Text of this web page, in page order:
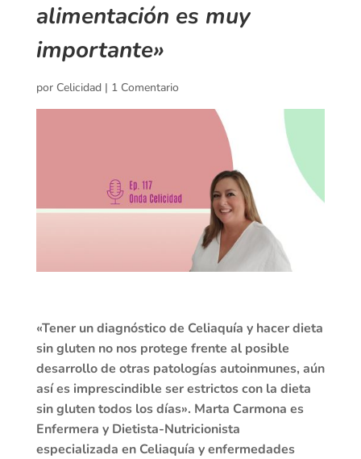
alimentación es muy
importante»
por Celicidad| 1 Comentario
«Tener un diagnóstico de Celiaquía y hacer dieta
sin gluten no nos protege frente al posible
desarrollo de otras patologías autoinmunes, aún
así es imprescindible ser estrictos con la dieta
sin gluten todos los días». Marta Carmona es
Enfermera y Dietista-Nutricionista
especializada en Celiaquía y enfermedades